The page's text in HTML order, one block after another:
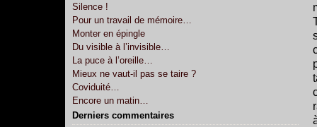
Silence !
Pour un travail de mémoire…
Monter en épingle
Du visible à l’invisible…
La puce à l’oreille…
Mieux ne vaut-il pas se taire ?
Coviduité…
Encore un matin…
Derniers commentaires